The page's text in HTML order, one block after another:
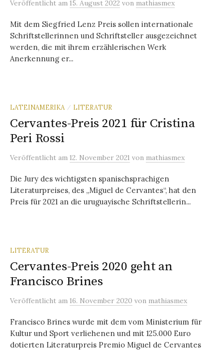
Veröffentlicht am 15. August 2022 von mathiasmex
Mit dem Siegfried Lenz Preis sollen internationale
Schriftstellerinnen und Schriftsteller ausgezeichnet
werden, die mit ihrem erzählerischen Werk
Anerkennung er...
LATEINAMERIKA / LITERATUR
Cervantes-Preis 2021 für Cristina
Peri Rossi
Veröffentlicht am 12. November 2021 von mathiasmex
Die Jury des wichtigsten spanischsprachigen
Literaturpreises, des „Miguel de Cervantes“, hat den
Preis für 2021 an die uruguayische Schriftstellerin...
LITERATUR
Cervantes-Preis 2020 geht an
Francisco Brines
Veröffentlicht am 16. November 2020 von mathiasmex
Francisco Brines wurde mit dem vom Ministerium für
Kultur und Sport verliehenen und mit 125.000 Euro
dotierten Literaturpreis Premio Miguel de Cervantes